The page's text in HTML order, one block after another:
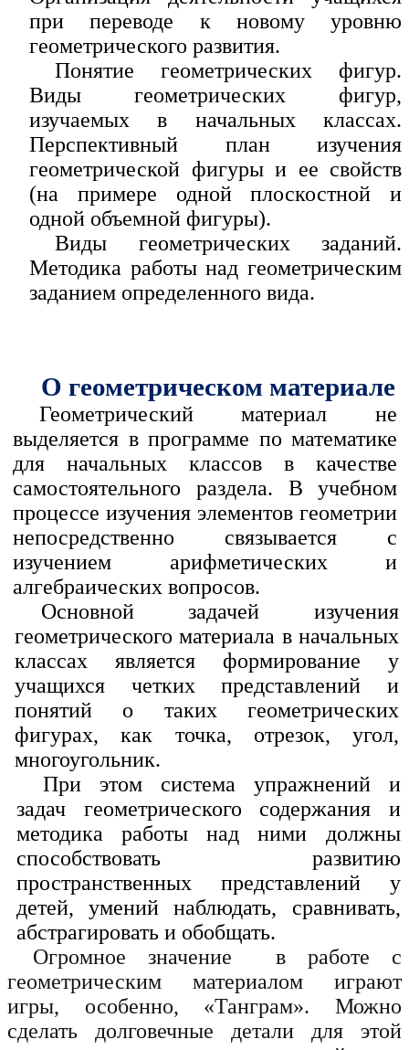
при переводе к новому уровню
геометрического развития.
Понятие геометрических фигур.
Виды геометрических фигур,
изучаемых в начальных классах.
Перспективный план изучения
геометрической фигуры и ее свойств
(на примере одной плоскостной и
одной объемной фигуры).
Виды геометрических заданий.
Методика работы над геометрическим
заданием определенного вида.
О геометрическом материале
Геометрический материал не
выделяется в программе по математике
для начальных классов в качестве
самостоятельного раздела. В учебном
процессе изучения элементов геометрии
непосредственно связывается с
изучением арифметических и
алгебраических вопросов.
Основной задачей изучения
геометрического материала в начальных
классах является формирование у
учащихся четких представлений и
понятий о таких геометрических
фигурах, как точка, отрезок, угол,
многоугольник.
При этом система упражнений и
задач геометрического содержания и
методика работы над ними должны
способствовать развитию
пространственных представлений у
детей, умений наблюдать, сравнивать,
абстрагировать и обобщать.
Огромное значение в работе с
геометрическим материалом играют
игры, особенно, «Танграм». Можно
сделать долговечные детали для этой